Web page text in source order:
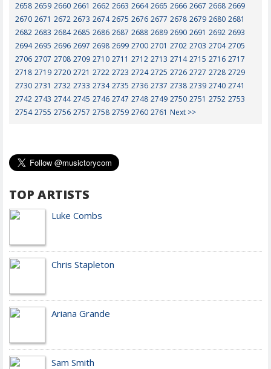
2658 2659 2660 2661 2662 2663 2664 2665 2666 2667 2668 2669
2670 2671 2672 2673 2674 2675 2676 2677 2678 2679 2680 2681
2682 2683 2684 2685 2686 2687 2688 2689 2690 2691 2692 2693
2694 2695 2696 2697 2698 2699 2700 2701 2702 2703 2704 2705
2706 2707 2708 2709 2710 2711 2712 2713 2714 2715 2716 2717
2718 2719 2720 2721 2722 2723 2724 2725 2726 2727 2728 2729
2730 2731 2732 2733 2734 2735 2736 2737 2738 2739 2740 2741
2742 2743 2744 2745 2746 2747 2748 2749 2750 2751 2752 2753
2754 2755 2756 2757 2758 2759 2760 2761 Next >>
TOP ARTISTS
Luke Combs
Chris Stapleton
Ariana Grande
Sam Smith